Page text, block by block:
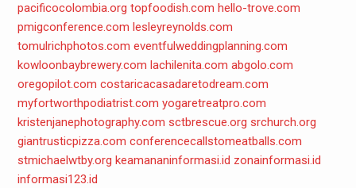
pacificocolombia.org topfoodish.com hello-trove.com
pmigconference.com lesleyreynolds.com
tomulrichphotos.com eventfulweddingplanning.com
kowloonbaybrewery.com lachilenita.com abgolo.com
oregopilot.com costaricacasadaretodream.com
myfortworthpodiatrist.com yogaretreatpro.com
kristenjanephotography.com sctbrescue.org srchurch.org
giantrusticpizza.com conferencecallstomeatballs.com
stmichaelwtby.org keamananinformasi.id zonainformasi.id
informasi123.id